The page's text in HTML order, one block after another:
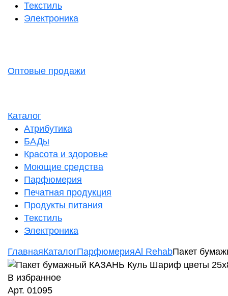
Текстиль
Электроника
Оптовые продажи
Каталог
Атрибутика
БАДы
Красота и здоровье
Моющие средства
Парфюмерия
Печатная продукция
Продукты питания
Текстиль
Электроника
ГлавнаяКаталогПарфюмерияAl RehabПакет
В избранное
Арт. 01095